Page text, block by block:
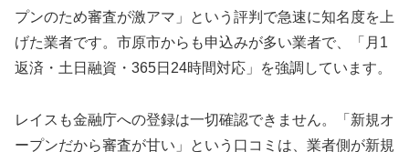
プンのため審査が激アマ」という評判で急速に知名度を上
げた業者です。市原市からも申込みが多い業者で、「月1
返済・土日融資・365日24時間対応」を強調しています。
レイスも金融庁への登録は一切確認できません。「新規オ
ープンだから審査が甘い」という口コミは、業者側が新規